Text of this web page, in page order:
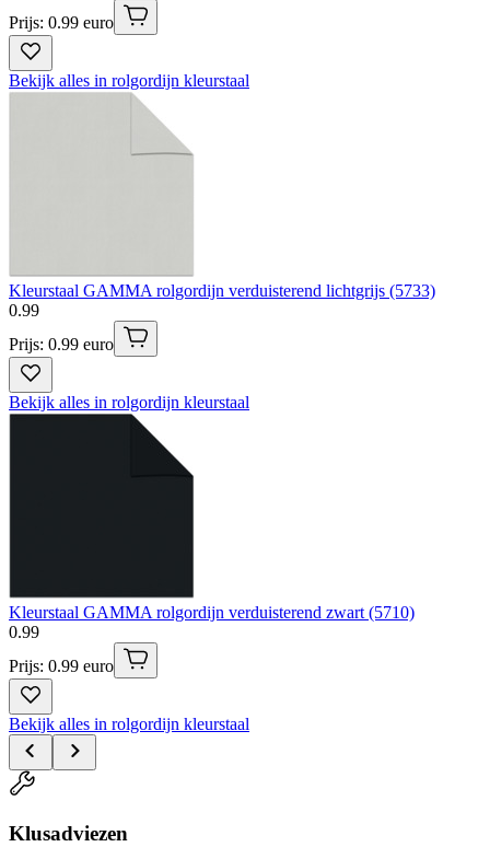
Prijs: 0.99 euro
Bekijk alles in rolgordijn kleurstaal
Kleurstaal GAMMA rolgordijn verduisterend lichtgrijs (5733)
0.99
Prijs: 0.99 euro
Bekijk alles in rolgordijn kleurstaal
Kleurstaal GAMMA rolgordijn verduisterend zwart (5710)
0.99
Prijs: 0.99 euro
Bekijk alles in rolgordijn kleurstaal
Klusadviezen